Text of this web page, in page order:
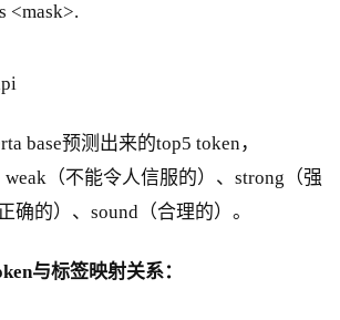
<mask>.
base预测出来的top5 token，
（不能令人信服的）、strong（强
确的）、sound（合理的）。
与标签映射关系：